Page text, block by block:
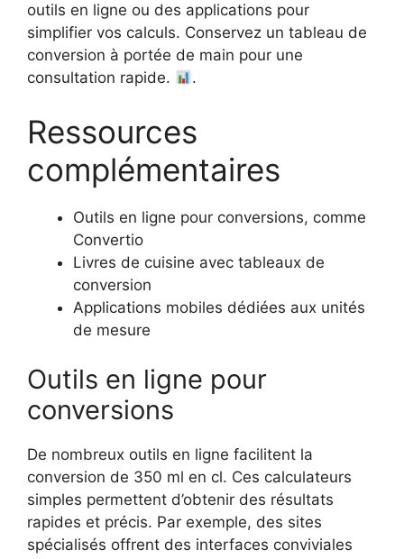
outils en ligne ou des applications pour
simplifier vos calculs. Conservez un tableau de
conversion à portée de main pour une
consultation rapide.
.
Ressources
complémentaires
Outils en ligne pour conversions, comme
Convertio
Livres de cuisine avec tableaux de
conversion
Applications mobiles dédiées aux unités
de mesure
Outils en ligne pour
conversions
De nombreux outils en ligne facilitent la
conversion de 350 ml en cl. Ces calculateurs
simples permettent d’obtenir des résultats
rapides et précis. Par exemple, des sites
spécialisés offrent des interfaces conviviales